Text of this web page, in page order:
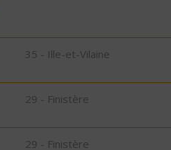
35 - Ille-et-Vilaine
29 - Finistère
29 - Finistère